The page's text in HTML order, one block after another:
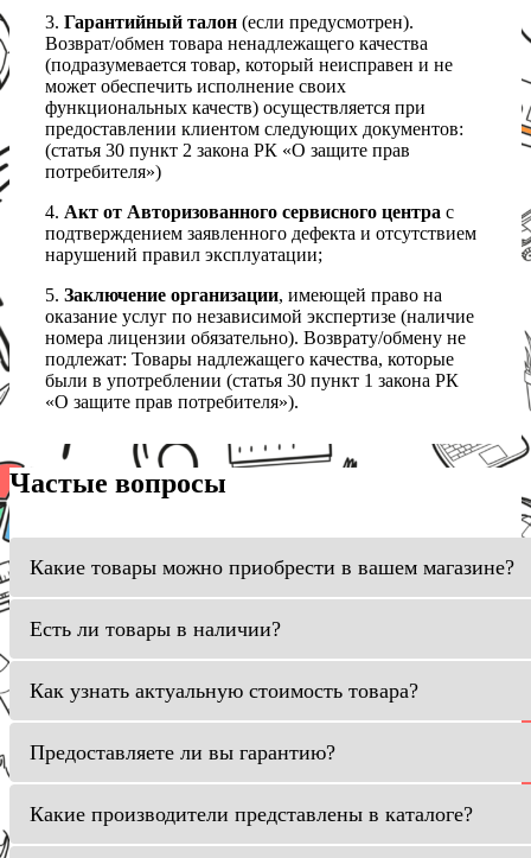
3. Гарантийный талон (если предусмотрен).
Возврат/обмен товара ненадлежащего качества
(подразумевается товар, который неисправен и не
может обеспечить исполнение своих
функциональных качеств) осуществляется при
предоставлении клиентом следующих документов:
(статья 30 пункт 2 закона РК «О защите прав
потребителя»)
4. Акт от Авторизованного сервисного центра с
подтверждением заявленного дефекта и отсутствием
нарушений правил эксплуатации;
5. Заключение организации, имеющей право на
оказание услуг по независимой экспертизе (наличие
номера лицензии обязательно). Возврату/обмену не
подлежат: Товары надлежащего качества, которые
были в употреблении (статья 30 пункт 1 закона РК
«О защите прав потребителя»).
Частые вопросы
Какие товары можно приобрести в вашем магазине?
Есть ли товары в наличии?
Как узнать актуальную стоимость товара?
Предоставляете ли вы гарантию?
Какие производители представлены в каталоге?